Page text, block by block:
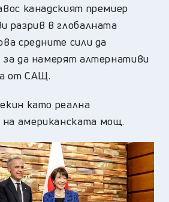
канадският премиер
разрив в глобалната
средните сили да
за да намерят алтернативи
от САЩ.
като реална
американската мощ.